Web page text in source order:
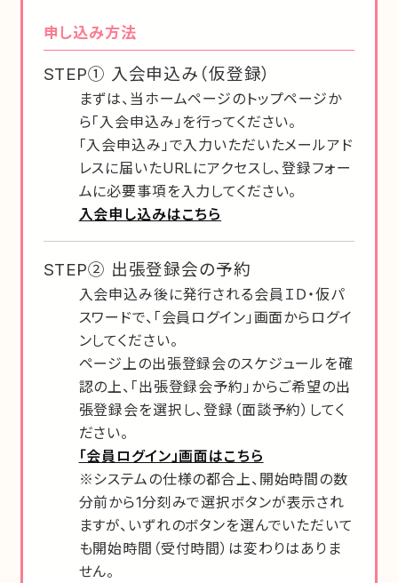
申し込み方法
STEP① 入会申込み（仮登録）
まずは、当ホームページのトップページか
ら「入会申込み」を行ってください。
「入会申込み」で入力いただいたメールアド
レスに届いたURLにアクセスし、登録フォー
ムに必要事項を入力してください。
入会申し込みはこちら
STEP② 出張登録会の予約
入会申込み後に発行される会員ＩＤ・仮パ
スワードで、「会員ログイン」画面からログイ
ンしてください。
ページ上の出張登録会のスケジュールを確
認の上、「出張登録会予約」からご希望の出
張登録会を選択し、登録（面談予約）してく
ださい。
「会員ログイン」画面はこちら
※システムの仕様の都合上、開始時間の数
分前から1分刻みで選択ボタンが表示され
ますが、いずれのボタンを選んでいただいて
も開始時間（受付時間）は変わりはありま
せん。